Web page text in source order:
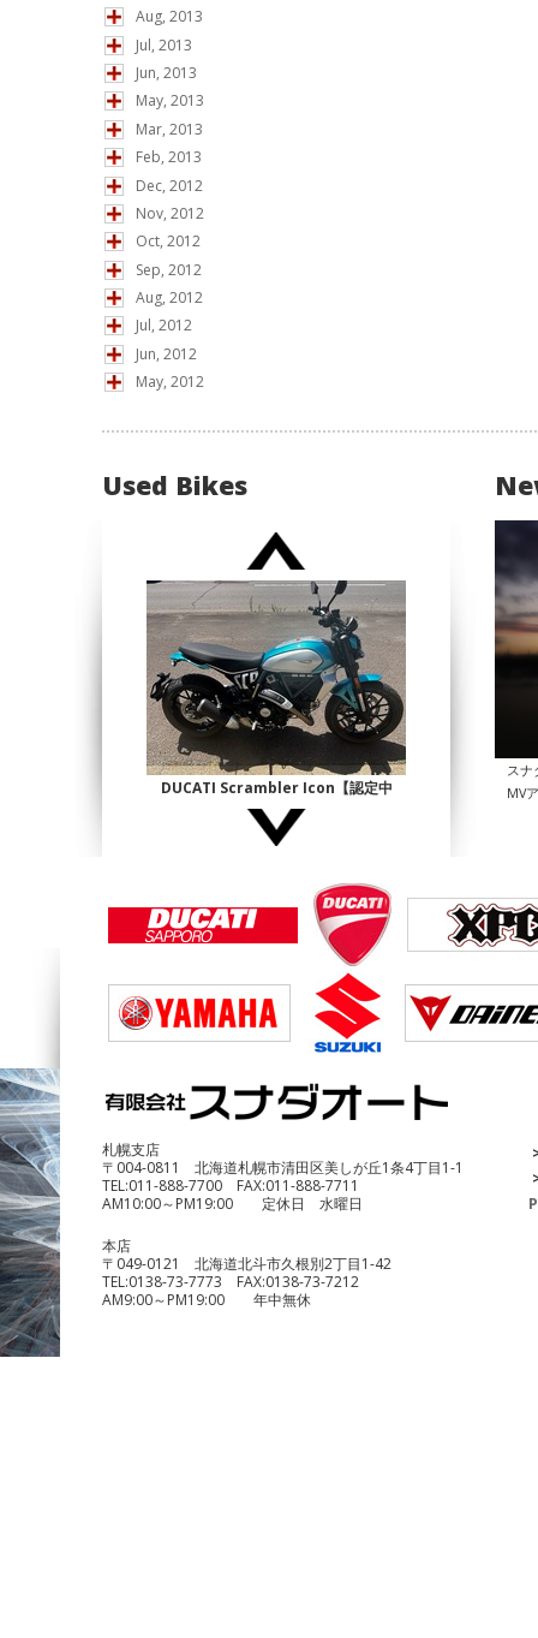
Aug, 2013
Jul, 2013
Jun, 2013
May, 2013
Mar, 2013
Feb, 2013
Dec, 2012
Nov, 2012
Oct, 2012
Sep, 2012
Aug, 2012
Jul, 2012
Jun, 2012
May, 2012
Used Bikes
DUCATI Scrambler Icon【認定中
古】
¥1,140,000
¥690,000
スナ
MV
札幌支店
〒004-0811 北海道札幌市清田区美しが丘1条4丁目1-1
TEL:011-888-7700 FAX:011-888-7711
AM10:00～PM19:00 定休日 水曜日
本店
〒049-0121 北海道北斗市久根別2丁目1-42
TEL:0138-73-7773 FAX:0138-73-7212
AM9:00～PM19:00 年中無休